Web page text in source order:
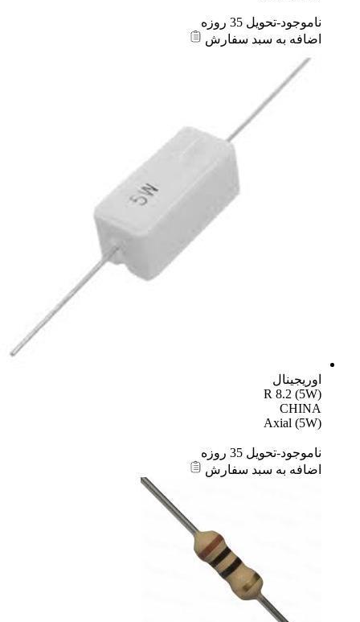
ناموجود-تحویل 35 روزه
اضافه به سبد سفارش
اوریجینال
R 8.2 (5W)
CHINA
Axial (5W)
ناموجود-تحویل 35 روزه
اضافه به سبد سفارش